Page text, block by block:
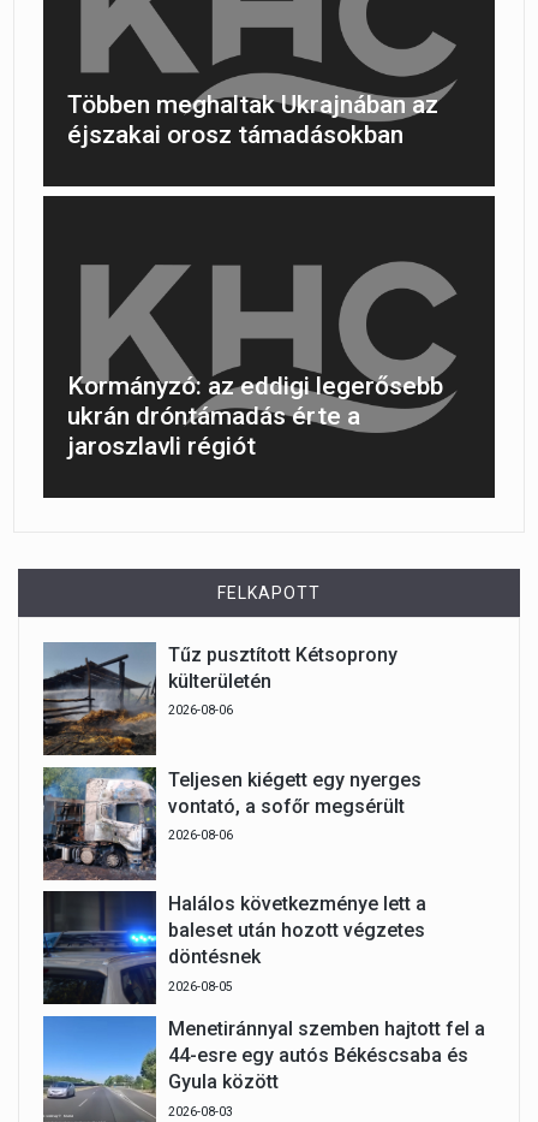
Többen meghaltak Ukrajnában az
éjszakai orosz támadásokban
Kormányzó: az eddigi legerősebb
ukrán dróntámadás érte a
jaroszlavli régiót
FELKAPOTT
Tűz pusztított Kétsoprony
külterületén
2026-08-06
Teljesen kiégett egy nyerges
vontató, a sofőr megsérült
2026-08-06
Halálos következménye lett a
baleset után hozott végzetes
döntésnek
2026-08-05
Menetiránnyal szemben hajtott fel a
44-esre egy autós Békéscsaba és
Gyula között
2026-08-03